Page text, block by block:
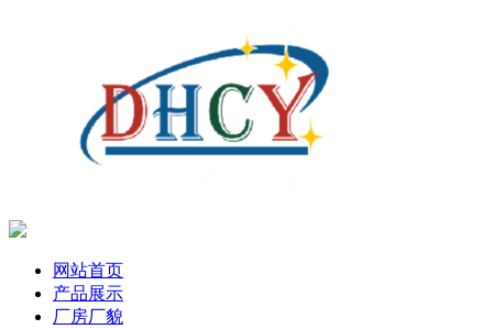
网站首页
产品展示
厂房厂貌